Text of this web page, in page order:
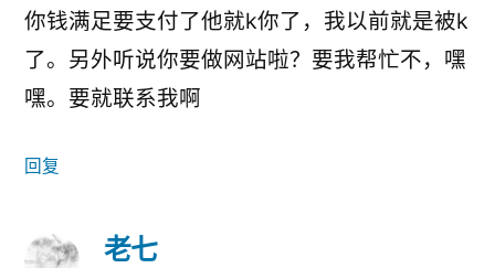
你钱满足要支付了他就k你了，我以前就是被k
了。另外听说你要做网站啦？要我帮忙不，嘿
嘿。要就联系我啊
回复
老七